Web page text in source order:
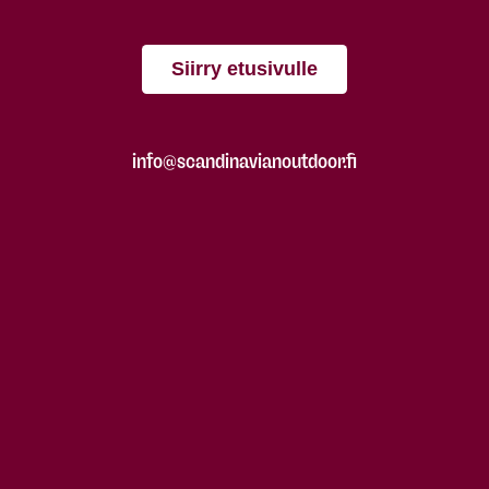
Siirry etusivulle
info@scandinavianoutdoor.fi